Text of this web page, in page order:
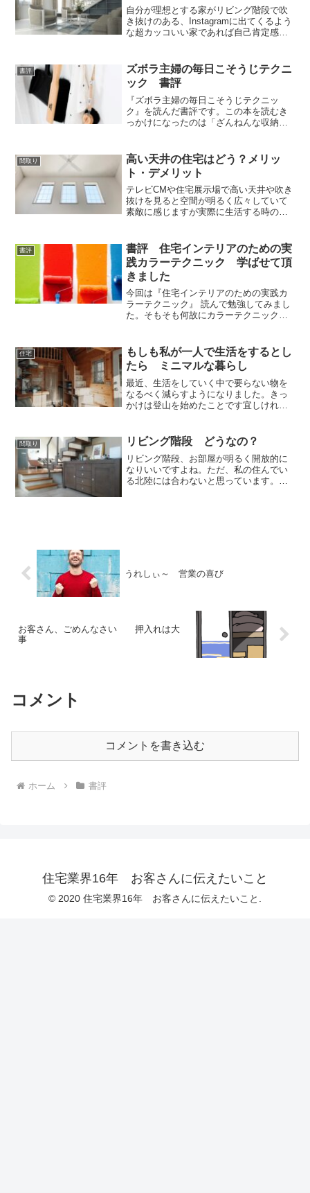
自分が理想とする家がリビング階段で吹
き抜けのある、Instagramに出てくるよう
な超カッコいい家であれば自己肯定感も
てます。
書評
ズボラ主婦の毎日こそうじテクニ
ック 書評
『ズボラ主婦の毎日こそうじテクニッ
ク』を読んだ書評です。この本を読むき
っかけになったのは「ざんねんな収納」
かけで、お掃除もクセ付けができればい
いなと思い読んでみました。
間取り
高い天井の住宅はどう？メリッ
ト・デメリット
テレビCMや住宅展示場で高い天井や吹き
抜けを見ると空間が明るく広々していて
素敵に感じますが実際に生活する時のメ
書評
書評 住宅インテリアのための実
践カラーテクニック 学ばせて頂
きました
今回は『住宅インテリアのための実践カ
ラーテクニック』 読んで勉強してみまし
た。そもそも何故にカラーテクニックを
なんとなくコーディネートされている感
じこのなんとなくという...
住宅
もしも私が一人で生活をするとし
たら ミニマルな暮らし
最近、生活をしていく中で要らない物を
なるべく減らすようになりました。きっ
かけは登山を始めたことです宜しけれ
ルな暮らし今回は、もしも自分が一人で
生活をするなら、どのような...
間取り リビング階段 どうなの？
リビング階段、お部屋が明るく開放的に
なりいいですよね。ただ、私の住んでい
る北陸には合わないと思っています。な
うれしぃ～ 営業の喜び
お客さん、ごめんなさい 押入れは大
事
コメント
コメントを書き込む
ホーム 書評
住宅業界16年 お客さんに伝えたいこと
© 2020 住宅業界16年 お客さんに伝えたいこと.